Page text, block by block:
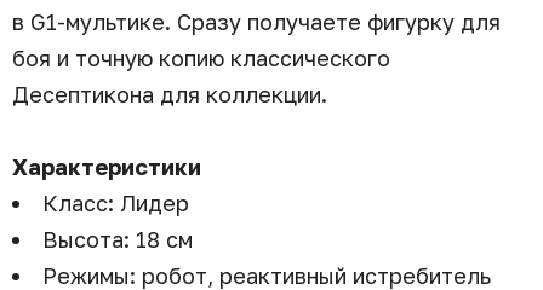
в G1-мультике. Сразу получаете фигурку для
боя и точную копию классического
Десептикона для коллекции.
Характеристики
Класс: Лидер
Высота: 18 см
Режимы: робот, реактивный истребитель